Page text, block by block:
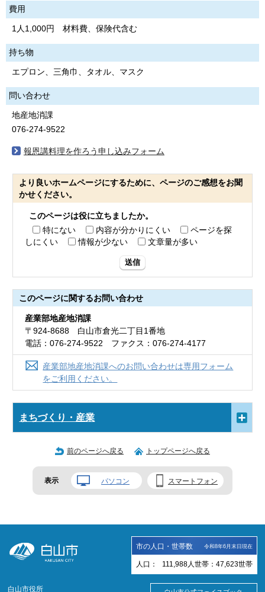
費用
1人1,000円 材料費、保険代含む
持ち物
エプロン、三角巾、タオル、マスク
問い合わせ
地産地消課
076-274-9522
報恩講料理を作ろう申し込みフォーム
より良いホームページにするために、ページのご感想をお聞
かせください。
このページは役に立ちましたか。
特にない
内容が分かりにくい
ページを探
しにくい
情報が少ない 文章量が多い
送信
このページに関するお問い合わせ
産業部地産地消課
〒924-8688 白山市倉光二丁目1番地
電話：076-274-9522 ファクス：076-274-4177
産業部地産地消課へのお問い合わせは専用フォーム
をご利用ください。
まちづくり・産業
前のページへ戻る トップページへ戻る
表示 パソコン スマートフォン
市の人口・世帯数 令和8年6月末日現在
人口： 111,988 人 世帯： 47,623世帯
白山市役所